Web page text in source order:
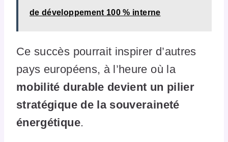
de développement 100 % interne
Ce succès pourrait inspirer d’autres
pays européens, à l’heure où la
mobilité durable devient un pilier
stratégique de la souveraineté
énergétique.